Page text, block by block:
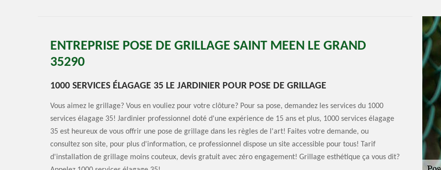
ENTREPRISE POSE DE GRILLAGE SAINT MEEN LE GRAND
35290
1000 SERVICES ÉLAGAGE 35 LE JARDINIER POUR POSE DE GRILLAGE
Vous aimez le grillage? Vous en vouliez pour votre clôture? Pour sa pose, demandez les services du 1000
services élagage 35! Jardinier professionnel doté d'une expérience de 15 ans et plus, 1000 services élagage
35 est heureux de vous offrir une pose de grillage dans les règles de l'art! Faites votre demande, ou
consultez son site, pour plus d'information, ce professionnel dispose un site accessible pour tous! Tarif
d'installation de grillage moins couteux, devis gratuit avec zéro engagement! Grillage esthétique ça vous dit?